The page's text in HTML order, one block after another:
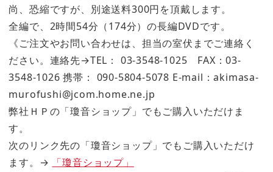
尚、恐縮ですが、別途送料300円を頂戴します。
全編で、2時間54分（174分）の長編DVDです。
《ご注文やお問い合わせは、担当の室伏までご連絡く
ださい。連絡先→TEL： 03-3548-1025 FAX：03-
3548-1026 携帯： 090-5804-5078 E-mail：akimasa-
murofushi@jcom.home.ne.jp
弊社ＨＰの「瓊音ショップ」でもご購入いただけま
す。
次のリンク先の「瓊音ショップ」でもご購入いただけ
ます。→
「瓊音ショップ」